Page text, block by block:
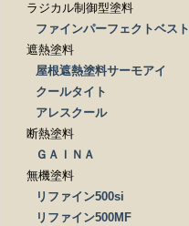
ラジカル制御型塗料
ファインパーフェクトベスト
遮熱塗料
屋根遮熱塗料サーモアイ
クールタイト
アレスクール
断熱塗料
ＧＡＩＮＡ
無機塗料
リファイン500si
リファイン500MF